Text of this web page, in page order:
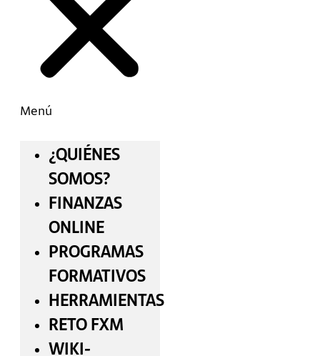
Menú
¿QUIÉNES
SOMOS?
FINANZAS
ONLINE
PROGRAMAS
FORMATIVOS
HERRAMIENTAS
RETO FXM
WIKI-